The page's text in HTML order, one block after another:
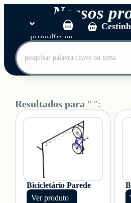
Soluções
Produtos
Blog
Nossos
Adicione os
produtos na
Resultados para " ":
Bicicletário Parede
Ver produto